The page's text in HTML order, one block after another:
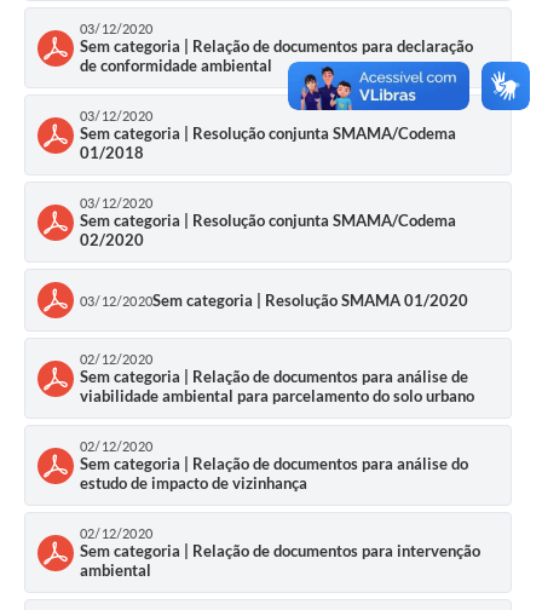
03/12/2020
Sem categoria | Relação de documentos para declaração
de conformidade ambiental
03/12/2020
Sem categoria | Resolução conjunta SMAMA/Codema
01/2018
03/12/2020
Sem categoria | Resolução conjunta SMAMA/Codema
02/2020
03/12/2020Sem categoria | Resolução SMAMA 01/2020
02/12/2020
Sem categoria | Relação de documentos para análise de
viabilidade ambiental para parcelamento do solo urbano
02/12/2020
Sem categoria | Relação de documentos para análise do
estudo de impacto de vizinhança
02/12/2020
Sem categoria | Relação de documentos para intervenção
ambiental